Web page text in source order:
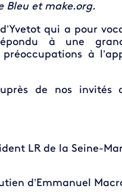
Bleu et make.org.
qui a pour
à une
à
de nos invités
LR de la Seine-
d’Emmanuel